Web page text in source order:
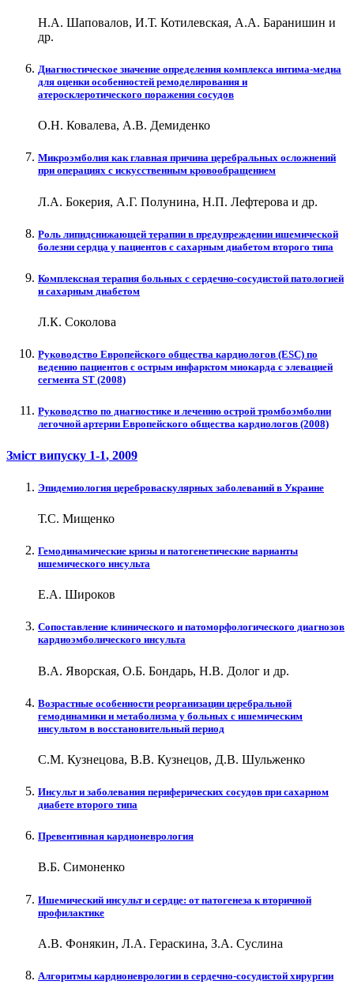
Н.А. Шаповалов, И.Т. Котилевская, А.А. Баранишин и
др.
Диагностическое значение определения комплекса интима-медиа
для оценки особенностей ремоделирования и
атеросклеротического поражения сосудов
О.Н. Ковалева, А.В. Демиденко
Микроэмболия как главная причина церебральных осложнений
при операциях с искусственным кровообращением
Л.А. Бокерия, А.Г. Полунина, Н.П. Лефтерова и др.
Роль липидснижающей терапии в предупреждении ишемической
болезни сердца у пациентов с сахарным диабетом второго типа
Комплексная терапия больных с сердечно-сосудистой патологией
и сахарным диабетом
Л.К. Соколова
Руководство Европейского общества кардиологов (ESC) по
ведению пациентов с острым инфарктом миокарда с элевацией
сегмента ST (2008)
Руководство по диагностике и лечению острой тромбоэмболии
легочной артерии Европейского общества кардиологов (2008)
Зміст випуску 1-1, 2009
Эпидемиология цереброваскулярных заболеваний в Украине
Т.С. Мищенко
Гемодинамические кризы и патогенетические варианты
ишемического инсульта
Е.А. Широков
Сопоставление клинического и патоморфологического диагнозов
кардиоэмболического инсульта
В.А. Яворская, О.Б. Бондарь, Н.В. Долог и др.
Возрастные особенности реорганизации церебральной
гемодинамики и метаболизма у больных с ишемическим
инсультом в восстановительный период
С.М. Кузнецова, В.В. Кузнецов, Д.В. Шульженко
Инсульт и заболевания периферических сосудов при сахарном
диабете второго типа
Превентивная кардионеврология
В.Б. Симоненко
Ишемический инсульт и сердце: от патогенеза к вторичной
профилактике
А.В. Фонякин, Л.А. Гераскина, З.А. Суслина
Алгоритмы кардионеврологии в сердечно-сосудистой хирургии